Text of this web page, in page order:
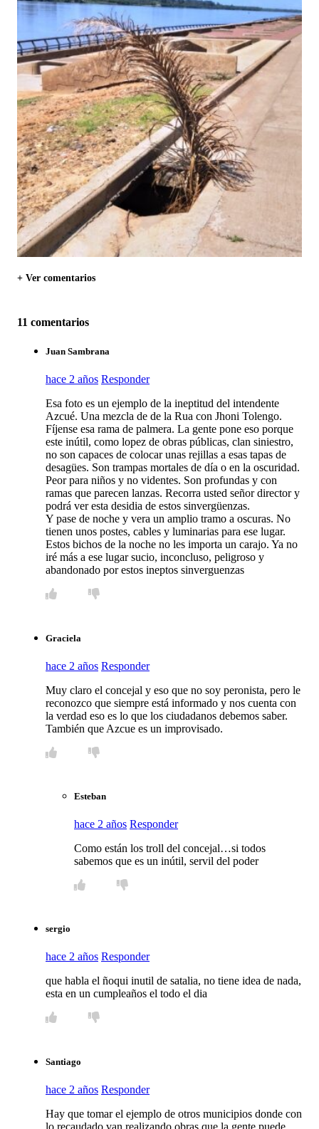
+ Ver comentarios
11 comentarios
Juan Sambrana
hace 2 años Responder
Esa foto es un ejemplo de la ineptitud del intendente
Azcué. Una mezcla de de la Rua con Jhoni Tolengo.
Fíjense esa rama de palmera. La gente pone eso porque
este inútil, como lopez de obras públicas, clan siniestro,
no son capaces de colocar unas rejillas a esas tapas de
desagües. Son trampas mortales de día o en la oscuridad.
Peor para niños y no videntes. Son profundas y con
ramas que parecen lanzas. Recorra usted señor director y
podrá ver esta desidia de estos sinvergüenzas.
Y pase de noche y vera un amplio tramo a oscuras. No
tienen unos postes, cables y luminarias para ese lugar.
Estos bichos de la noche no les importa un carajo. Ya no
iré más a ese lugar sucio, inconcluso, peligroso y
abandonado por estos ineptos sinverguenzas
Graciela
hace 2 años Responder
Muy claro el concejal y eso que no soy peronista, pero le
reconozco que siempre está informado y nos cuenta con
la verdad eso es lo que los ciudadanos debemos saber.
También que Azcue es un improvisado.
Esteban
hace 2 años Responder
Como están los troll del concejal…si todos
sabemos que es un inútil, servil del poder
sergio
hace 2 años Responder
que habla el ñoqui inutil de satalia, no tiene idea de nada,
esta en un cumpleaños el todo el dia
Santiago
hace 2 años Responder
Hay que tomar el ejemplo de otros municipios donde con
lo recaudado van realizando obras que la gente puede